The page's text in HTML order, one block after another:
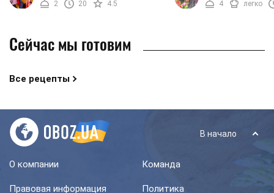
предложить вашему ...
2
20 4.5
картошкой и грибами. ...
4
легко
Сейчас мы готовим
Все рецепты
В начало
О компании Команда
Правовая информация
Политика